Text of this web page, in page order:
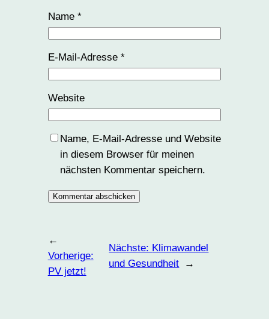
Name *
E-Mail-Adresse *
Website
Name, E-Mail-Adresse und Website
in diesem Browser für meinen
nächsten Kommentar speichern.
←
Vorherige:
PV jetzt!
Nächste: Klimawandel
und Gesundheit
→